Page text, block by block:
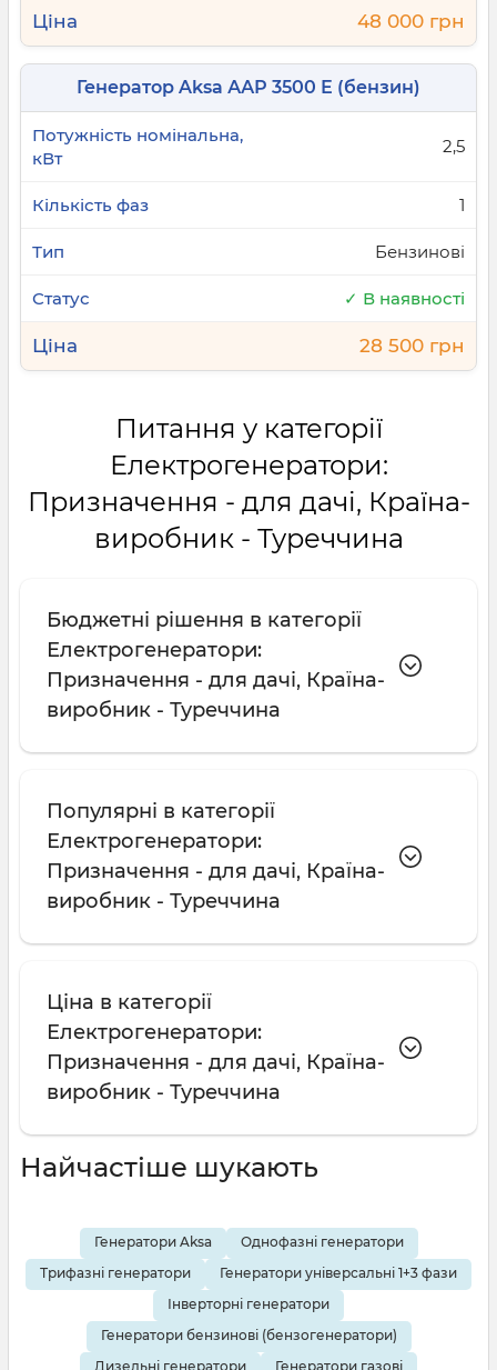
48 000 грн
Генератор Aksa ААР 3500 Е (бензин)
2,5
1
Бензинові
✓ В наявності
28 500 грн
Питання у категорії
Електрогенератори:
Призначення - для дачі, Країна-
виробник - Туреччина
Бюджетні рішення в категорії
Електрогенератори:
Призначення - для дачі, Країна-
виробник - Туреччина
Популярні в категорії
Електрогенератори:
Призначення - для дачі, Країна-
виробник - Туреччина
Ціна в категорії
Електрогенератори:
Призначення - для дачі, Країна-
виробник - Туреччина
Найчастіше шукають
Генератори Aksa
Однофазні генератори
Трифазні генератори
Генератори універсальні 1+3 фази
Інверторні генератори
Генератори бензинові (бензогенератори)
Дизельні генератори
Генератори газові